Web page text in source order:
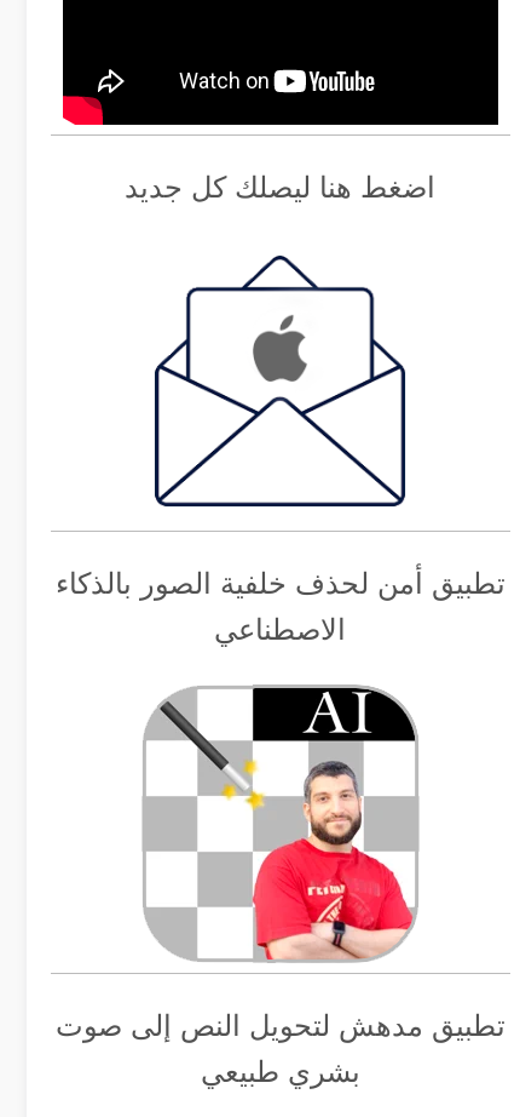
اضغط هنا ليصلك كل جديد
تطبيق أمن لحذف خلفية الصور بالذكاء
الاصطناعي
تطبيق مدهش لتحويل النص إلى صوت
بشري طبيعي